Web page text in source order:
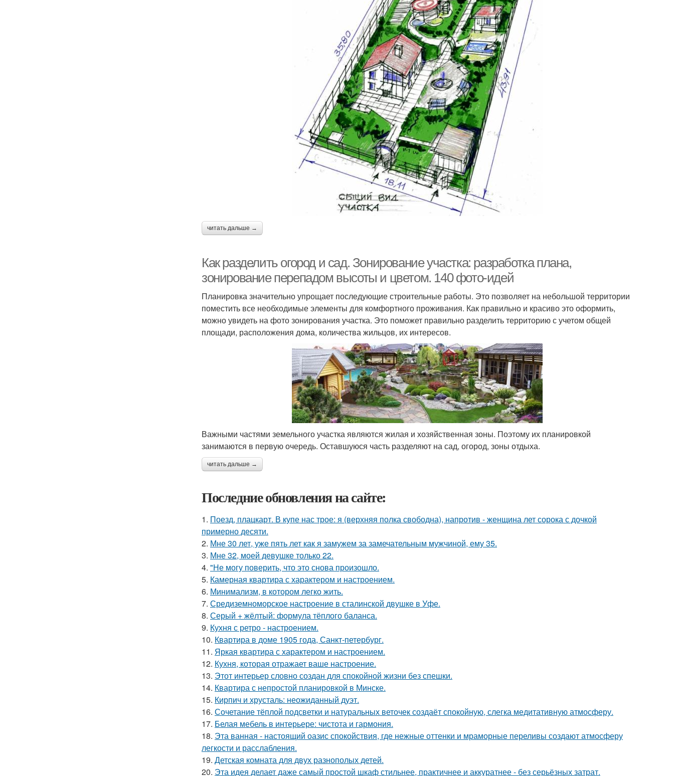
читать дальше →
Как разделить огород и сад. Зонирование участка: разработка плана,
зонирование перепадом высоты и цветом. 140 фото-идей
Планировка значительно упрощает последующие строительные работы. Это позволяет на небольшой территории
поместить все необходимые элементы для комфортного проживания. Как правильно и красиво это оформить,
можно увидеть на фото зонирования участка. Это поможет правильно разделить территорию с учетом общей
площади, расположения дома, количества жильцов, их интересов.
Важными частями земельного участка являются жилая и хозяйственная зоны. Поэтому их планировкой
занимаются в первую очередь. Оставшуюся часть разделяют на сад, огород, зоны отдыха.
читать дальше →
Последние обновления на сайте:
1. Поезд, плацкарт. В купе нас трое: я (верхняя полка свободна), напротив - женщина лет сорока с дочкой
примерно десяти.
2. Мне 30 лет, уже пять лет как я замужем за замечательным мужчиной, ему 35.
3. Мне 32, моей девушке только 22.
4. "Не могу поверить, что это снова произошло.
5. Камерная квартира с характером и настроением.
6. Минимализм, в котором легко жить.
7. Средиземноморское настроение в сталинской двушке в Уфе.
8. Серый + жёлтый: формула тёплого баланса.
9. Кухня с ретро - настроением.
10. Квартира в доме 1905 года, Санкт-петербург.
11. Яркая квартира с характером и настроением.
12. Кухня, которая отражает ваше настроение.
13. Этот интерьер словно создан для спокойной жизни без спешки.
14. Квартира с непростой планировкой в Минске.
15. Кирпич и хрусталь: неожиданный дуэт.
16. Сочетание тёплой подсветки и натуральных веточек создаёт спокойную, слегка медитативную атмосферу.
17. Белая мебель в интерьере: чистота и гармония.
18. Эта ванная - настоящий оазис спокойствия, где нежные оттенки и мраморные переливы создают атмосферу
легкости и расслабления.
19. Детская комната для двух разнополых детей.
20. Эта идея делает даже самый простой шкаф стильнее, практичнее и аккуратнее - без серьёзных затрат.